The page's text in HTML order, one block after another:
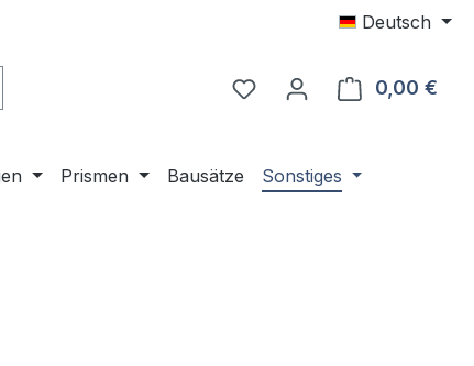
Deutsch
Du hast 0 Produkte auf
0,00 €
Prismen Bausätze Sonstiges